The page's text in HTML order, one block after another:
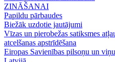
ZINĀŠANAI
Papildu pārbaudes
Biežāk uzdotie jautājumi
Vīzas un pierobežas satiksmes
atcelšanas apstrīdēšana
Eiropas Savienības pilsoņu un